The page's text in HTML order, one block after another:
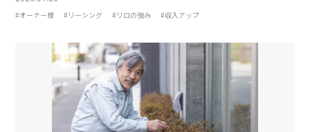
オーナー様 リーシング リロの強み 収入アップ